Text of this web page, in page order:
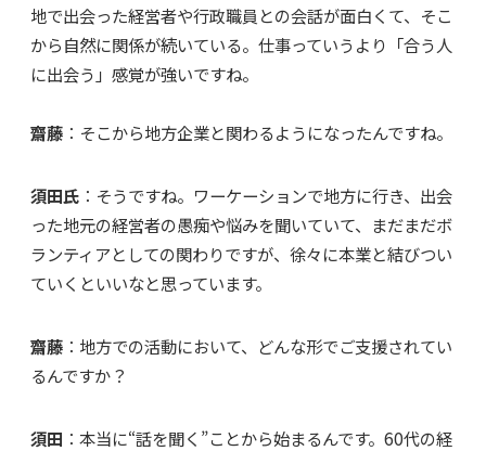
地で出会った経営者や行政職員との会話が面白くて、そこ
から自然に関係が続いている。仕事っていうより「合う人
に出会う」感覚が強いですね。
齋藤 ：そこから地方企業と関わるようになったんですね。
須田氏 ：そうですね。ワーケーションで地方に行き、出会
った地元の経営者の愚痴や悩みを聞いていて、まだまだボ
ランティアとしての関わりですが、徐々に本業と結びつい
ていくといいなと思っています。
齋藤 ：地方での活動において、どんな形でご支援されてい
るんですか？
須田 ：本当に“話を聞く”ことから始まるんです。60代の経